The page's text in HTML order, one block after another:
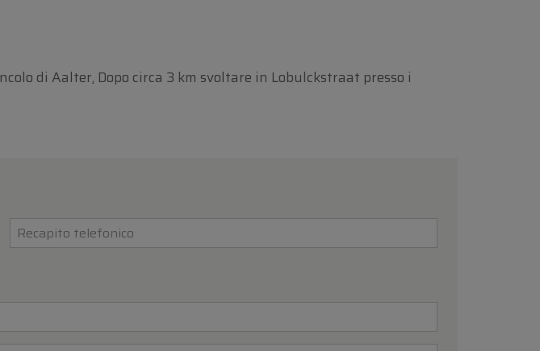
di Aalter, Dopo circa 3 km svoltare in Lobulckstraat presso i